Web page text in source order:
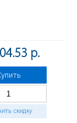
р.
скидку